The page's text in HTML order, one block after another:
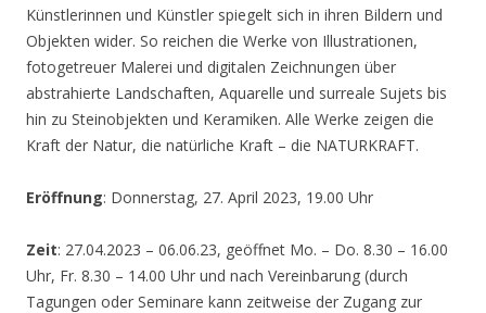
Künstlerinnen und Künstler spiegelt sich in ihren Bildern und
Objekten wider. So reichen die Werke von Illustrationen,
fotogetreuer Malerei und digitalen Zeichnungen über
abstrahierte Landschaften, Aquarelle und surreale Sujets bis
hin zu Steinobjekten und Keramiken. Alle Werke zeigen die
Kraft der Natur, die natürliche Kraft – die NATURKRAFT.
Eröffnung: Donnerstag, 27. April 2023, 19.00 Uhr
Zeit: 27.04.2023 – 06.06.23, geöffnet Mo. – Do. 8.30 – 16.00
Uhr, Fr. 8.30 – 14.00 Uhr und nach Vereinbarung (durch
Tagungen oder Seminare kann zeitweise der Zugang zur